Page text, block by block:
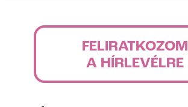
FELIRATKOZOM
A HÍRLEVÉLRE